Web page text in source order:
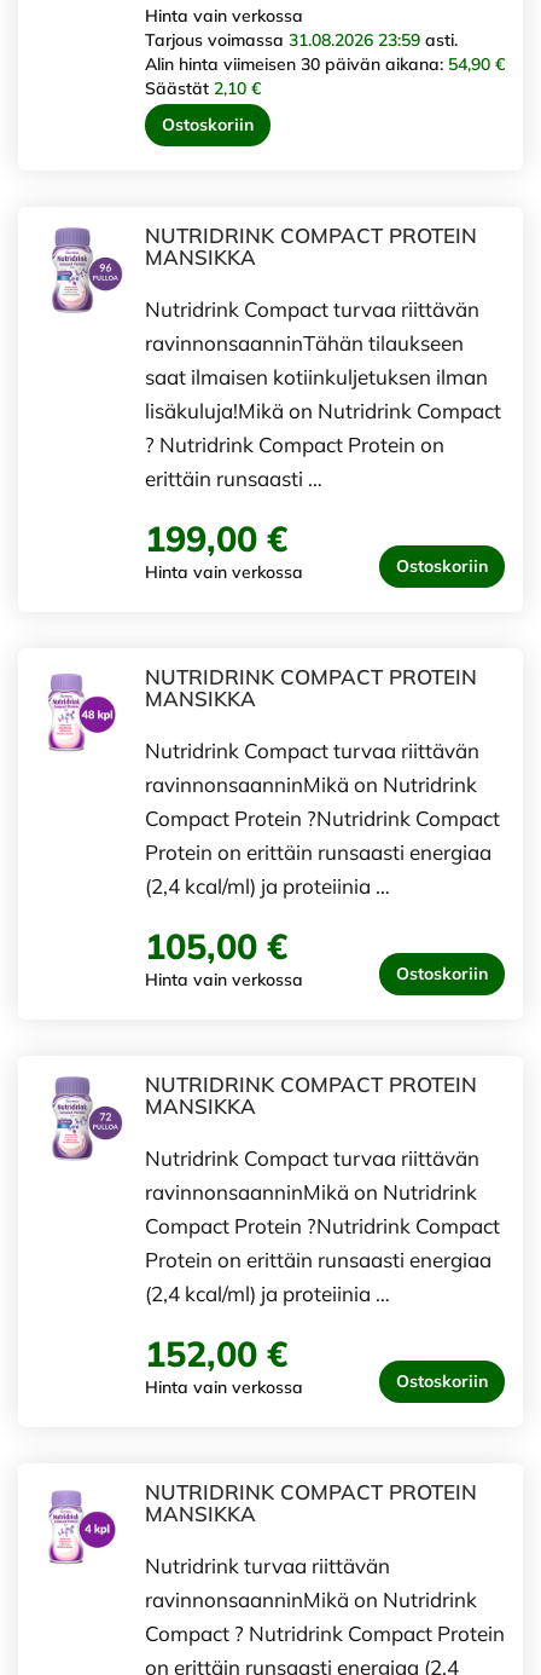
Hinta vain verkossa
Tarjous voimassa 31.08.2026 23:59 asti.
Alin hinta viimeisen 30 päivän aikana: 54,90 €
Säästät 2,10 €
Ostoskoriin
NUTRIDRINK COMPACT PROTEIN
MANSIKKA
Nutridrink Compact turvaa riittävän
ravinnonsaanninTähän tilaukseen
saat ilmaisen kotiinkuljetuksen ilman
lisäkuluja!Mikä on Nutridrink Compact
? Nutridrink Compact Protein on
erittäin runsaasti …
199,00 €
Hinta vain verkossa Ostoskoriin
NUTRIDRINK COMPACT PROTEIN
MANSIKKA
Nutridrink Compact turvaa riittävän
ravinnonsaanninMikä on Nutridrink
Compact Protein ?Nutridrink Compact
Protein on erittäin runsaasti energiaa
(2,4 kcal/ml) ja proteiinia …
105,00 €
Hinta vain verkossa Ostoskoriin
NUTRIDRINK COMPACT PROTEIN
MANSIKKA
Nutridrink Compact turvaa riittävän
ravinnonsaanninMikä on Nutridrink
Compact Protein ?Nutridrink Compact
Protein on erittäin runsaasti energiaa
(2,4 kcal/ml) ja proteiinia …
152,00 €
Hinta vain verkossa Ostoskoriin
NUTRIDRINK COMPACT PROTEIN
MANSIKKA
Nutridrink turvaa riittävän
ravinnonsaanninMikä on Nutridrink
Compact ? Nutridrink Compact Protein
on erittäin runsaasti energiaa (2,4